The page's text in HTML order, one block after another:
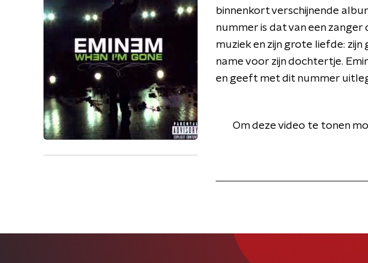
binnenkort verschijnende
nummer is dat van een zanger
muziek en zijn grote liefde: zijn
name voor zijn dochtertje.
en geeft met dit nummer
Om deze video te tonen